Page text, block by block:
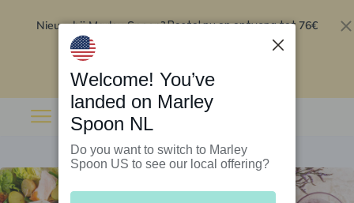
Nieuw bij Marley Spoon?Bestel nu en ontvang tot 76€
Welcome! You’ve
landed on Marley
Spoon NL
Do you want to switch to Marley
Spoon US to see our local offering?